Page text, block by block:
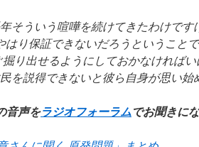
そういう喧嘩を続けてきたわけです
はり保証できないだろうということ
掘り出せるようにしておかなければ
を説得できないと彼ら自身が思い
音声をラジオフォーラムでお聞きに